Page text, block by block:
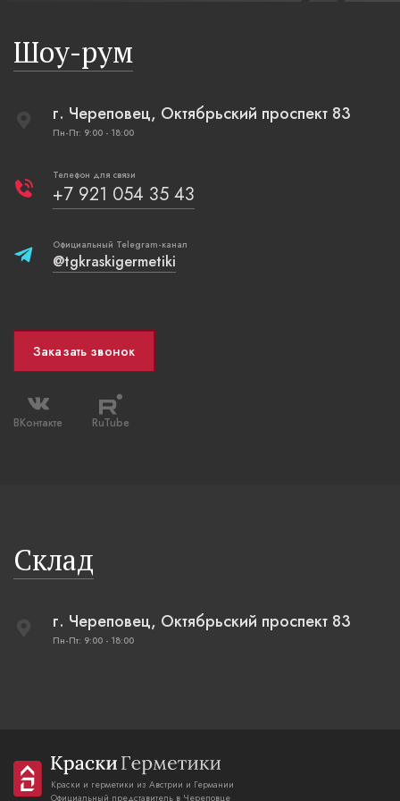
Шоу-рум
г. Череповец, Октябрьский проспект 83
Пн-Пт: 9:00 - 18:00
Телефон для связи
+7 921 054 35 43
Официальный Telegram-канал
@tgkraskigermetiki
Заказать звонок
ВКонтакте RuTube
Склад
г. Череповец, Октябрьский проспект 83
Пн-Пт: 9:00 - 18:00
Краски и герметики из Австрии и Германии
Официальный представитель в Череповце